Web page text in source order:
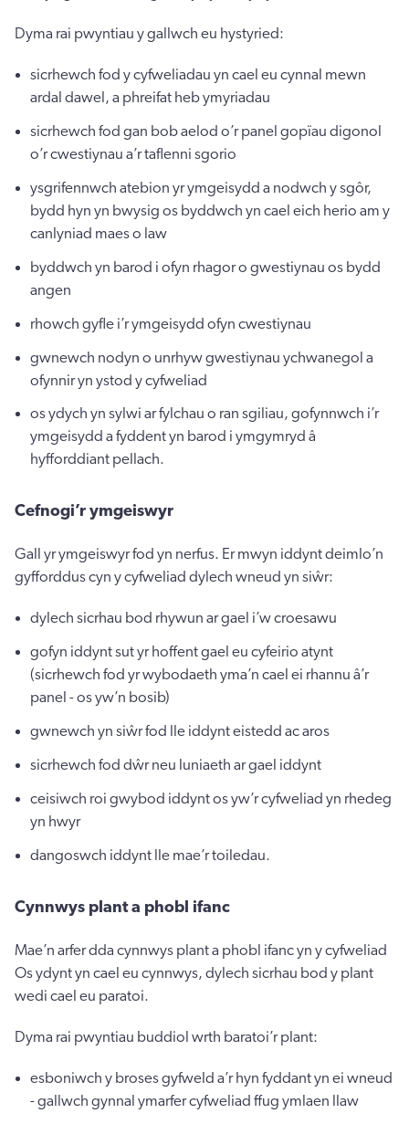
Dyma rai pwyntiau y gallwch eu hystyried:
sicrhewch fod y cyfweliadau yn cael eu cynnal mewn
ardal dawel, a phreifat heb ymyriadau
sicrhewch fod gan bob aelod o’r panel gopïau digonol
o’r cwestiynau a’r taflenni sgorio
ysgrifennwch atebion yr ymgeisydd a nodwch y sgôr,
bydd hyn yn bwysig os byddwch yn cael eich herio am y
canlyniad maes o law
byddwch yn barod i ofyn rhagor o gwestiynau os bydd
angen
rhowch gyfle i’r ymgeisydd ofyn cwestiynau
gwnewch nodyn o unrhyw gwestiynau ychwanegol a
ofynnir yn ystod y cyfweliad
os ydych yn sylwi ar fylchau o ran sgiliau, gofynnwch i’r
ymgeisydd a fyddent yn barod i ymgymryd â
hyfforddiant pellach.
Cefnogi’r ymgeiswyr
Gall yr ymgeiswyr fod yn nerfus. Er mwyn iddynt deimlo’n
gyfforddus cyn y cyfweliad dylech wneud yn siŵr:
dylech sicrhau bod rhywun ar gael i’w croesawu
gofyn iddynt sut yr hoffent gael eu cyfeirio atynt
(sicrhewch fod yr wybodaeth yma’n cael ei rhannu â’r
panel - os yw’n bosib)
gwnewch yn siŵr fod lle iddynt eistedd ac aros
sicrhewch fod dŵr neu luniaeth ar gael iddynt
ceisiwch roi gwybod iddynt os yw’r cyfweliad yn rhedeg
yn hwyr
dangoswch iddynt lle mae’r toiledau.
Cynnwys plant a phobl ifanc
Mae’n arfer dda cynnwys plant a phobl ifanc yn y cyfweliad
Os ydynt yn cael eu cynnwys, dylech sicrhau bod y plant
wedi cael eu paratoi.
Dyma rai pwyntiau buddiol wrth baratoi’r plant:
esboniwch y broses gyfweld a’r hyn fyddant yn ei wneud
- gallwch gynnal ymarfer cyfweliad ffug ymlaen llaw